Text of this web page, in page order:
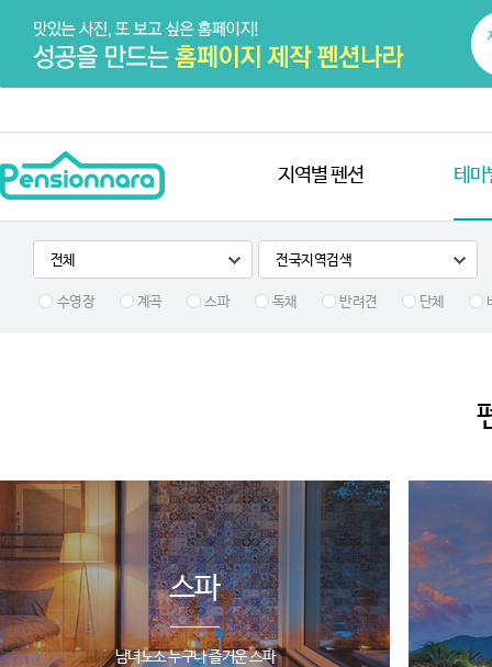
지역별 펜션 테마
수영장 계곡 스파 독채 반려견 단체
스파
남녀노소 누구나 즐거운 스파